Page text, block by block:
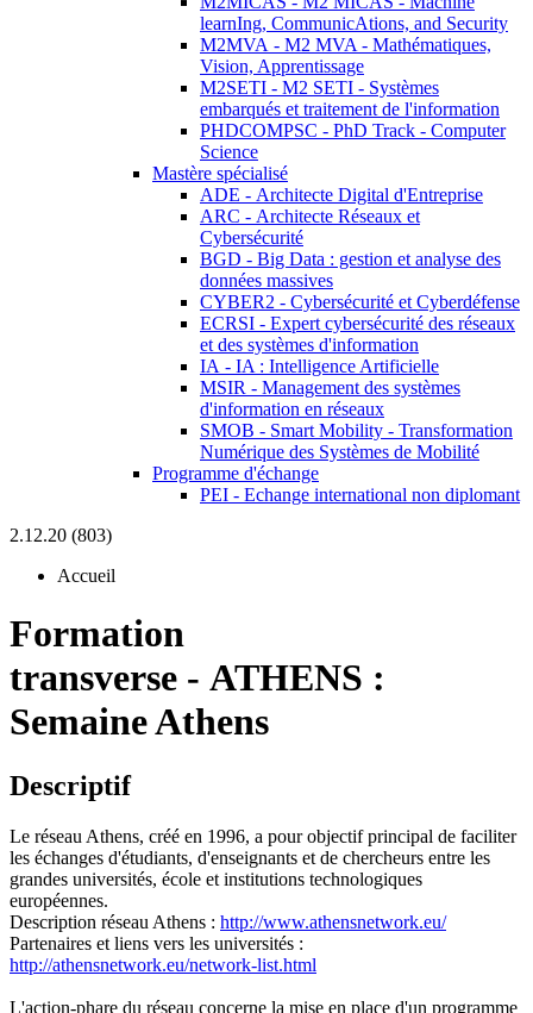
learnIng, CommunicAtions, and Security
M2MVA - M2 MVA - Mathématiques,
Vision, Apprentissage
M2SETI - M2 SETI - Systèmes
embarqués et traitement de l'information
PHDCOMPSC - PhD Track - Computer
Science
Mastère spécialisé
ADE - Architecte Digital d'Entreprise
ARC - Architecte Réseaux et
Cybersécurité
BGD - Big Data : gestion et analyse des
données massives
CYBER2 - Cybersécurité et Cyberdéfense
ECRSI - Expert cybersécurité des réseaux
et des systèmes d'information
IA - IA : Intelligence Artificielle
MSIR - Management des systèmes
d'information en réseaux
SMOB - Smart Mobility - Transformation
Numérique des Systèmes de Mobilité
Programme d'échange
PEI - Echange international non diplomant
2.12.20 (803)
Accueil
Formation
transverse - ATHENS :
Semaine Athens
Descriptif
Le réseau Athens, créé en 1996, a pour objectif principal de faciliter
les échanges d'étudiants, d'enseignants et de chercheurs entre les
grandes universités, école et institutions technologiques
européennes.
Description réseau Athens : http://www.athensnetwork.eu/
Partenaires et liens vers les universités :
http://athensnetwork.eu/network-list.html
L'action-phare du réseau concerne la mise en place d'un programme